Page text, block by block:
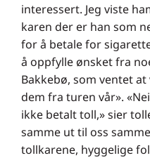
interessert. Jeg viste
karen der er han som
for å betale for
å oppfylle ønsket fra
Bakkebø, som ventet
dem fra turen vår».
ikke betalt toll,» sier
samme ut til oss
tollkarene, hyggelige